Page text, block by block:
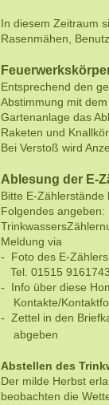
In diesem Zeitraum
Rasenmähen,
Entsprechend den
Abstimmung mit
Gartenanlage das
Raketen und
Bei Verstoß wird
Ablesung der E-
Bitte E-Zählerstände
Folgendes angeben:
Meldung via
- Foto des E-Zählers
Tel. 01515 9161743
- Info über diese
Kontakte/
- Zettel in den
abgeben
Abstellen des
Der milde Herbst
beobachten die